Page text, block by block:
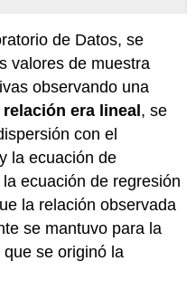
de Datos, se
valores de muestra
observando una
era lineal , se
con el
la ecuación de
ecuación de regresión
la relación observada
se mantuvo para la
se originó la